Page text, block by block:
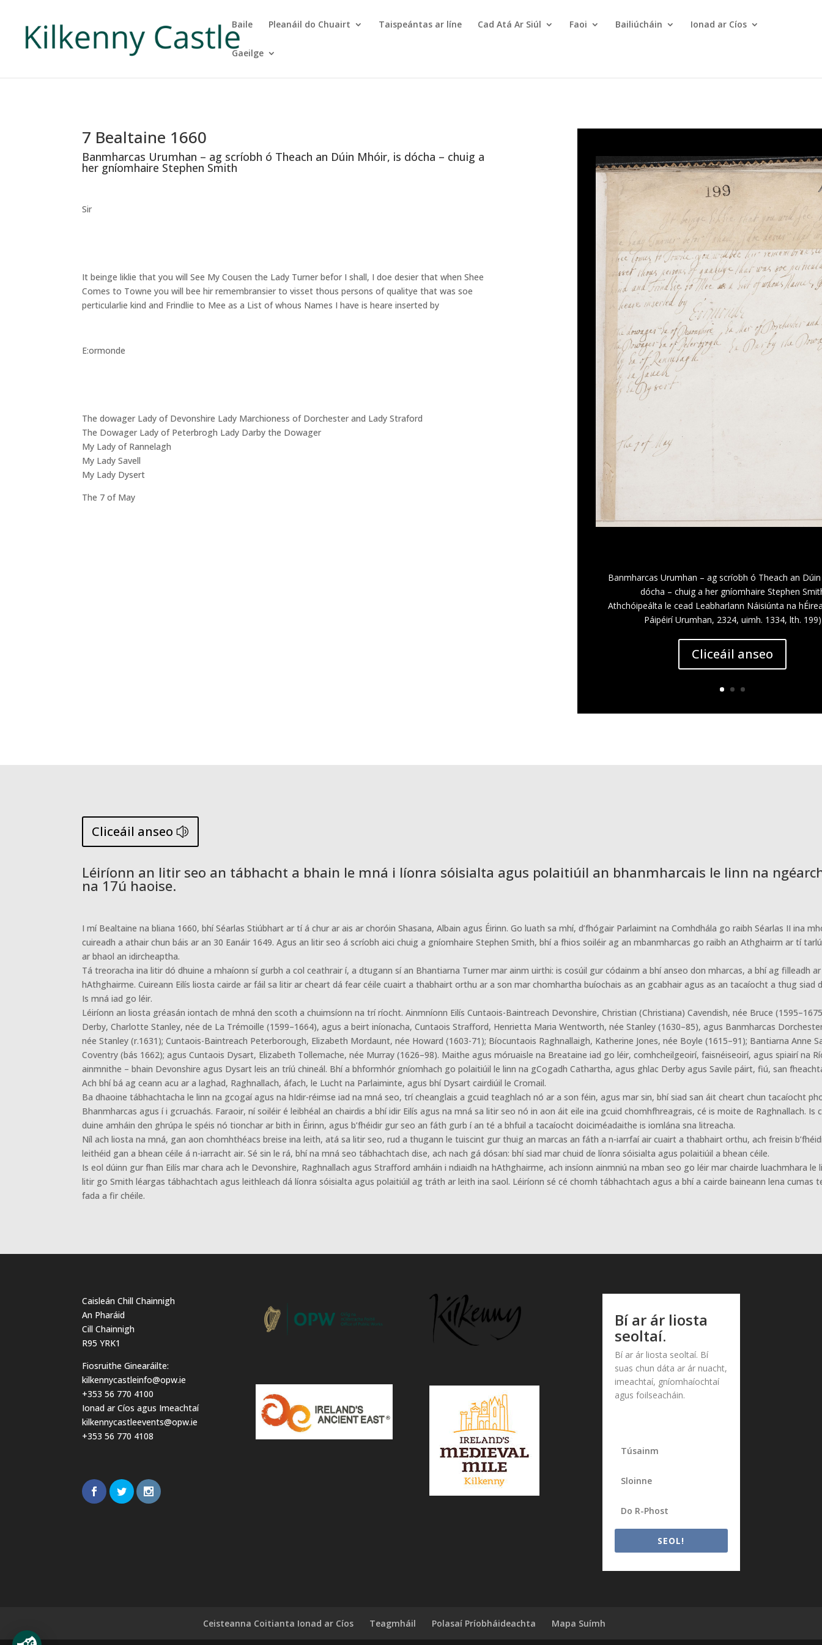
Baile Pleanáil do Chuairt Taispeántas ar líne Cad Atá Ar Siúl Faoi Bailiúcháin Ionad ar Cíos
Gaeilge
7 Bealtaine 1660
Banmharcas Urumhan – ag scríobh ó Theach an Dúin Mhóir, is dócha – chuig a
her gníomhaire Stephen Smith
Sir
It beinge liklie that you will See My Cousen the Lady Turner befor I shall, I doe desier that when Shee
Comes to Towne you will bee hir remembransier to visset thous persons of qualitye that was soe
perticularlie kind and Frindlie to Mee as a List of whous Names I have is heare inserted by
E:ormonde
The dowager Lady of Devonshire Lady Marchioness of Dorchester and Lady Straford
The Dowager Lady of Peterbrogh Lady Darby the Dowager
My Lady of Rannelagh
My Lady Savell
My Lady Dysert
The 7 of May
Banmharcas Urumhan – ag scríobh ó Theach an
dócha – chuig a her gníomhaire Stephen
Athchóipeálta le cead Leabharlann Náisiúnta na
Páipéirí Urumhan, 2324, uimh. 1334, lth. 199)
Cliceáil anseo
Cliceáil anseo
Léiríonn an litir seo an tábhacht a bhain le mná i líonra sóisialta agus polaitiúil an bhanmharcais le linn na
na 17ú haoise.
I mí Bealtaine na bliana 1660, bhí Séarlas Stiúbhart ar tí á chur ar ais ar choróin Shasana, Albain agus Éirinn. Go luath sa mhí, d’fhógair Parlaimint na Comhdhála go raibh Séarlas II ina
cuireadh a athair chun báis ar an 30 Eanáir 1649. Agus an litir seo á scríobh aici chuig a gníomhaire Stephen Smith, bhí a fhios soiléir ag an mbanmharcas go raibh an Athghairm ar tí
ar bhaol an idircheaptha.
Tá treoracha ina litir dó dhuine a mhaíonn sí gurbh a col ceathrair í, a dtugann sí an Bhantiarna Turner mar ainm uirthi: is cosúil gur códainm a bhí anseo don mharcas, a bhí ag filleadh
hAthghairme. Cuireann Eilís liosta cairde ar fáil sa litir ar cheart dá fear céile cuairt a thabhairt orthu ar a son mar chomhartha buíochais as an gcabhair agus as an tacaíocht a thug siad
Is mná iad go léir.
Léiríonn an liosta gréasán iontach de mhná den scoth a chuimsíonn na trí ríocht. Ainmníonn Eilís Cuntaois-Baintreach Devonshire, Christian (Christiana) Cavendish, née Bruce
Derby, Charlotte Stanley, née de La Trémoille (1599–1664), agus a beirt iníonacha, Cuntaois Strafford, Henrietta Maria Wentworth, née Stanley (1630–85), agus Banmharcas
née Stanley (r.1631); Cuntaois-Baintreach Peterborough, Elizabeth Mordaunt, née Howard (1603-71); Bíocuntaois Raghnallaigh, Katherine Jones, née Boyle (1615–91); Bantiarna Anne
Coventry (bás 1662); agus Cuntaois Dysart, Elizabeth Tollemache, née Murray (1626–98). Maithe agus móruaisle na Breataine iad go léir, comhcheilgeoirí, faisnéiseoirí, agus spiairí na
ainmnithe – bhain Devonshire agus Dysart leis an tríú chineál. Bhí a bhformhór gníomhach go polaitiúil le linn na gCogadh Cathartha, agus ghlac Derby agus Savile páirt, fiú, san
Ach bhí bá ag ceann acu ar a laghad, Raghnallach, áfach, le Lucht na Parlaiminte, agus bhí Dysart cairdiúil le Cromail.
Ba dhaoine tábhachtacha le linn na gcogaí agus na hIdir-réimse iad na mná seo, trí cheanglais a gcuid teaghlach nó ar a son féin, agus mar sin, bhí siad san áit cheart chun tacaíocht
Bhanmharcas agus í i gcruachás. Faraoir, ní soiléir é leibhéal an chairdis a bhí idir Eilís agus na mná sa litir seo nó in aon áit eile ina gcuid chomhfhreagrais, cé is moite de Raghnallach. Is
duine amháin den ghrúpa le spéis nó tionchar ar bith in Éirinn, agus b’fhéidir gur seo an fáth gurb í an té a bhfuil a tacaíocht doiciméadaithe is iomlána sna litreacha.
Níl ach liosta na mná, gan aon chomhthéacs breise ina leith, atá sa litir seo, rud a thugann le tuiscint gur thuig an marcas an fáth a n-iarrfaí air cuairt a thabhairt orthu, ach freisin
leithéid gan a bhean céile á n-iarracht air. Sé sin le rá, bhí na mná seo tábhachtach dise, ach nach gá dósan: bhí siad mar chuid de líonra sóisialta agus polaitiúil a bhean céile.
Is eol dúinn gur fhan Eilís mar chara ach le Devonshire, Raghnallach agus Strafford amháin i ndiaidh na hAthghairme, ach insíonn ainmniú na mban seo go léir mar chairde luachmhara le
litir go Smith léargas tábhachtach agus leithleach dá líonra sóisialta agus polaitiúil ag tráth ar leith ina saol. Léiríonn sé cé chomh tábhachtach agus a bhí a cairde baineann lena cumas
fada a fir chéile.
Caisleán Chill Chainnigh
An Pharáid
Cill Chainnigh
R95 YRK1
Fiosruithe Ginearáilte:
kilkennycastleinfo@opw.ie
+353 56 770 4100
Ionad ar Cíos agus Imeachtaí
kilkennycastleevents@opw.ie
+353 56 770 4108
Bí ar ár liosta
seoltaí.
Bí ar ár liosta seoltaí. Bí
suas chun dáta ar ár nuacht,
imeachtaí, gníomhaíochtaí
agus foilseacháin.
SEOL!
Ceisteanna Coitianta Ionad ar Cíos Teagmháil Polasaí Príobháideachta Mapa Suímh